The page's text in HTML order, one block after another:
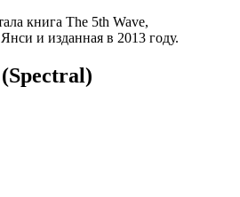
книга The 5th Wave,
и изданная в 2013 году.